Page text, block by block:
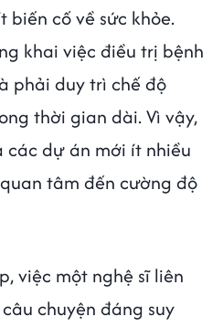
cố về sức khỏe.
khai việc điều trị bệnh
phải duy trì chế độ
thời gian dài. Vì vậy,
dự án mới ít nhiều
tâm đến cường độ
việc một nghệ sĩ liên
chuyện đáng suy